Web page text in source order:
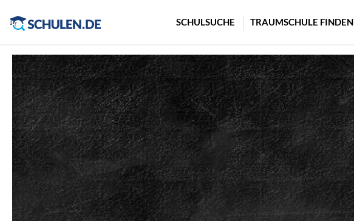
SCHULSUCHE TRAUMSCHULE FINDEN